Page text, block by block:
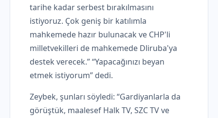
tarihe kadar serbest bırakılmasını
istiyoruz. Çok geniş bir katılımla
mahkemede hazır bulunacak ve CHP'li
milletvekilleri de mahkemede Dliruba'ya
destek verecek.” “Yapacağınızı beyan
etmek istiyorum” dedi.
Zeybek, şunları söyledi: “Gardiyanlarla da
görüştük, maalesef Halk TV, SZC TV ve